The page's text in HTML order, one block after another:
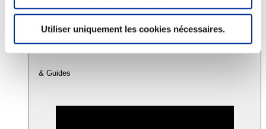
Utiliser uniquement les cookies nécessaires.
& Guides